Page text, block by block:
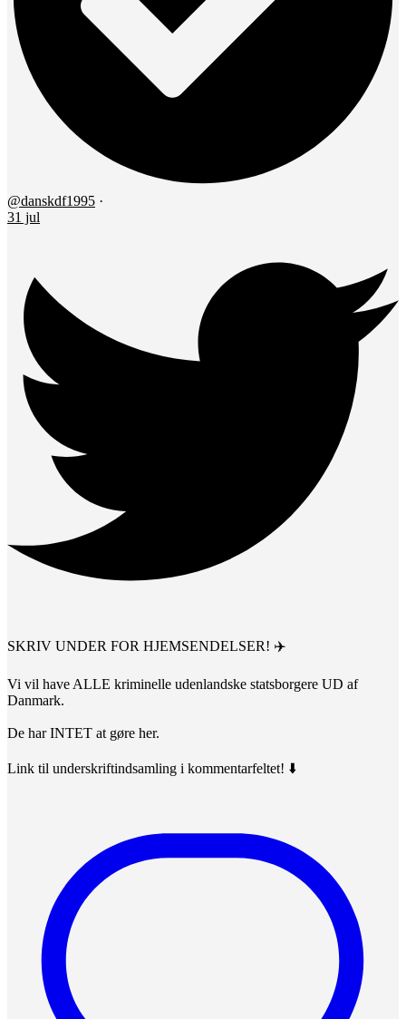
@danskdf1995 ·
31 jul
SKRIV UNDER FOR HJEMSENDELSER! ✈️
Vi vil have ALLE kriminelle udenlandske statsborgere UD af
Danmark.
De har INTET at gøre her.
Link til underskriftindsamling i kommentarfeltet! ⬇️